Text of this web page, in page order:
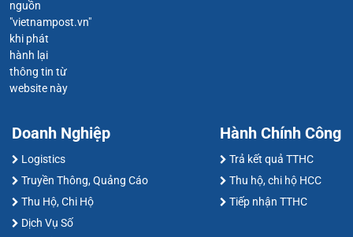
nguồn
"vietnampost.vn"
khi phát
hành lại
thông tin từ
website này
Doanh Nghiệp
Logistics
Truyền Thông, Quảng Cáo
Thu Hộ, Chi Hộ
Dịch Vụ Số
Hành Chính Công
Trả kết quả TTHC
Thu hộ, chi hộ HCC
Tiếp nhận TTHC